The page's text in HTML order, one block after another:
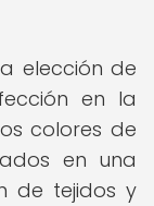
elección de
en la
colores de
en una
de tejidos y